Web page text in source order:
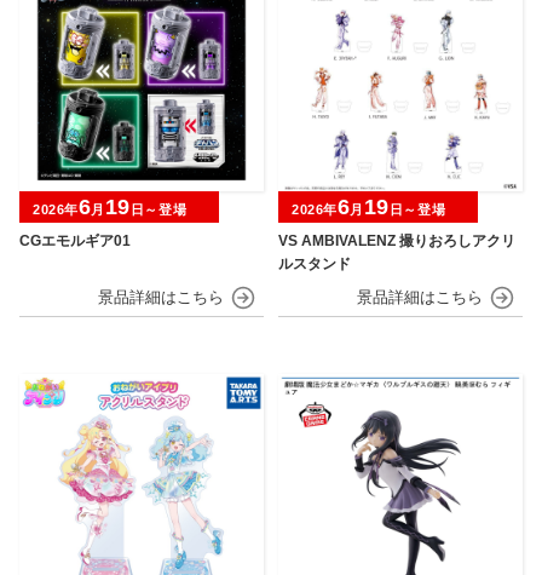
CGエモルギア01
2026年6月 19 日～登場
VS AMBIVALENZ 撮りおろしアクリ
ルスタンド
2026年6月 19 日～登場